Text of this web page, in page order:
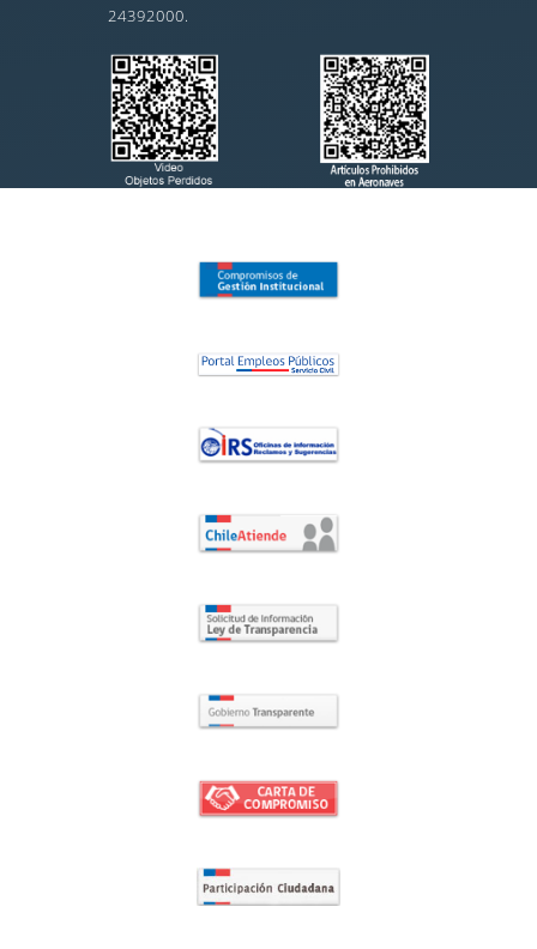
24392000.